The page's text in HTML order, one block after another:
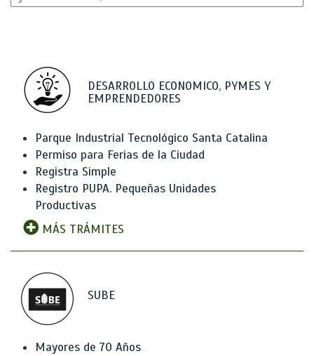
DESARROLLO ECONOMICO, PYMES Y
EMPRENDEDORES
Parque Industrial Tecnológico Santa Catalina
Permiso para Ferias de la Ciudad
Registra Simple
Registro PUPA. Pequeñas Unidades
Productivas
MÁS TRÁMITES
SUBE
Mayores de 70 Años